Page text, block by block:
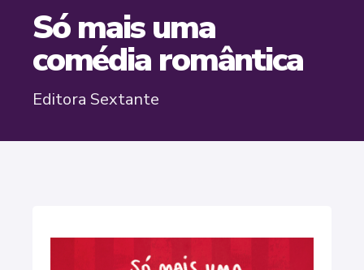
Só mais uma
comédia romântica
Editora Sextante